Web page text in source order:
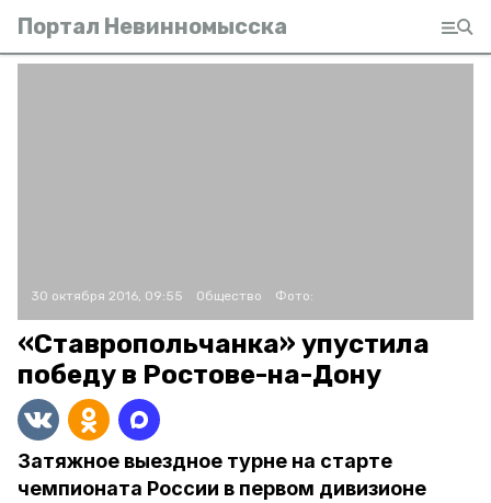
Портал Невинномысска
30 октября 2016, 09:55 Общество Фото:
«Ставропольчанка» упустила
победу в Ростове-на-Дону
Затяжное выездное турне на старте
чемпионата России в первом дивизионе